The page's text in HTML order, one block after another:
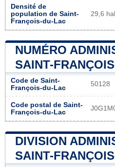
Densité de
population de Saint-
François-du-Lac
29,6
NUMÉRO
SAINT-
Code de Saint-
François-du-Lac
50128
Code postal de Saint-
François-du-Lac
DIVISION
SAINT-